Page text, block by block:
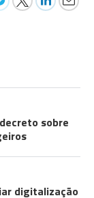
sobre
digitalização